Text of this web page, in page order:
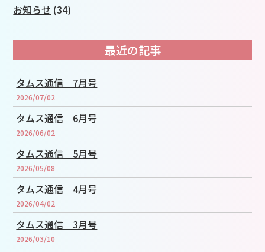
お知らせ (34)
最近の記事
タムス通信 7月号
2026/07/02
タムス通信 6月号
2026/06/02
タムス通信 5月号
2026/05/08
タムス通信 4月号
2026/04/02
タムス通信 3月号
2026/03/10